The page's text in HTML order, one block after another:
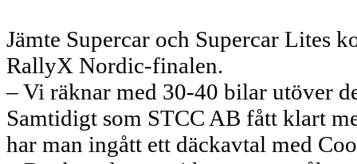
Jämte Supercar och Supercar Lites
RallyX Nordic-finalen.
– Vi räknar med 30-40 bilar utöver
Samtidigt som STCC AB fått klart
har man ingått ett däckavtal med